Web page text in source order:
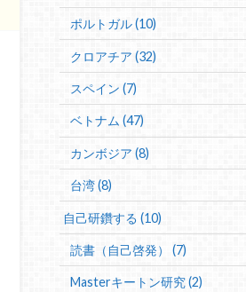
ポルトガル (10)
クロアチア (32)
スペイン (7)
ベトナム (47)
カンボジア (8)
台湾 (8)
自己研鑽する (10)
読書（自己啓発） (7)
Masterキートン研究 (2)